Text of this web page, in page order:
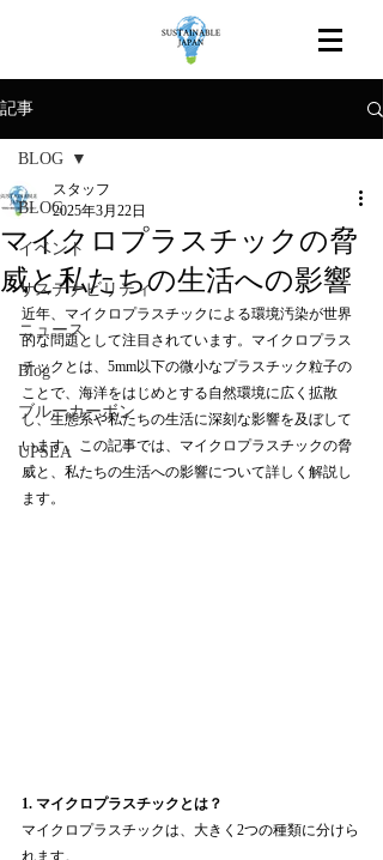
記事
BLOG
イベント
サステナビリティ
ニュース
Blog
ブルーカーボン
UPSEA
BLOG
マイクロプラスチックの脅
威と私たちの生活への影響
スタッフ
2025年3月22日
近年、マイクロプラスチックによる環境汚染が世界
的な問題として注目されています。マイクロプラス
チックとは、5mm以下の微小なプラスチック粒子の
ことで、海洋をはじめとする自然環境に広く拡散
し、生態系や私たちの生活に深刻な影響を及ぼして
います。この記事では、マイクロプラスチックの脅
威と、私たちの生活への影響について詳しく解説し
ます。
1. マイクロプラスチックとは？
マイクロプラスチックは、大きく2つの種類に分けら